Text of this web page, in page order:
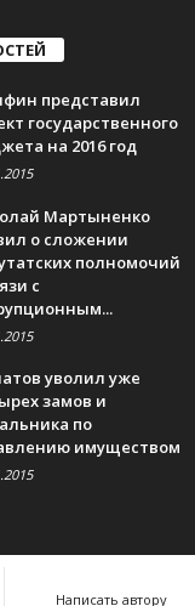
представил
государственного
на 2016 год
Мартыненко
о сложении
полномочий
с
уволил уже
замов и
по
имуществом
Написать автору